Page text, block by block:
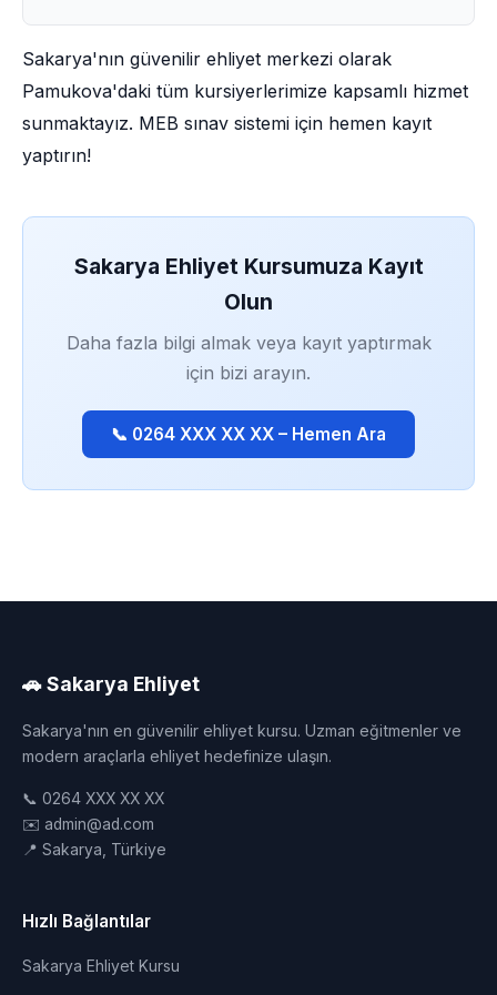
Sakarya'nın güvenilir ehliyet merkezi olarak
Pamukova'daki tüm kursiyerlerimize kapsamlı hizmet
sunmaktayız. MEB sınav sistemi için hemen kayıt
yaptırın!
Sakarya Ehliyet Kursumuza Kayıt
Olun
Daha fazla bilgi almak veya kayıt yaptırmak
için bizi arayın.
📞 0264 XXX XX XX – Hemen Ara
🚗 Sakarya Ehliyet
Sakarya'nın en güvenilir ehliyet kursu. Uzman eğitmenler ve
modern araçlarla ehliyet hedefinize ulaşın.
📞 0264 XXX XX XX
✉️ admin@ad.com
📍 Sakarya, Türkiye
Hızlı Bağlantılar
Sakarya Ehliyet Kursu